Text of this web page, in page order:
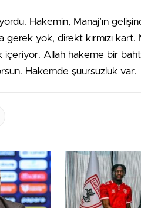
Hakemin, Manaj’ın
gerek yok, direkt kırmızı
içeriyor. Allah hakeme bir
Hakemde şuursuzluk var.